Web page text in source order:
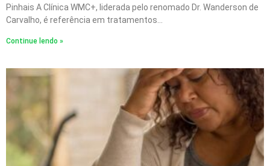
Pinhais A Clínica WMC+, liderada pelo renomado Dr. Wanderson de
Carvalho, é referência em tratamentos…
Continue lendo »